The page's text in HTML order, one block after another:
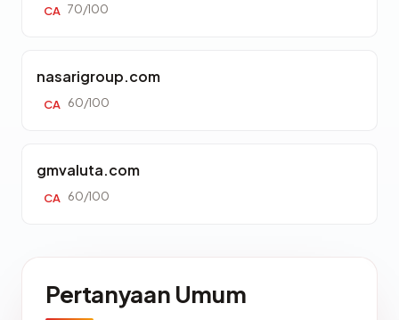
CA 70/100
nasarigroup.com
CA 60/100
gmvaluta.com
CA 60/100
Pertanyaan Umum